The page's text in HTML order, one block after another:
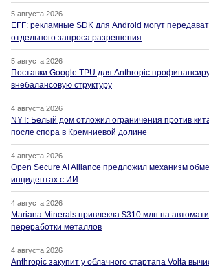
5 августа 2026
EFF: рекламные SDK для Android могут
отдельного запроса разрешения
5 августа 2026
Поставки Google TPU для Anthropic
внебалансовую структуру
4 августа 2026
NYT: Белый дом отложил ограничения против
после спора в Кремниевой долине
4 августа 2026
Open Secure AI Alliance предложил механизм
инцидентах с ИИ
4 августа 2026
Mariana Minerals привлекла $310 млн на
переработки металлов
4 августа 2026
Anthropic закупит у облачного стартапа Volta